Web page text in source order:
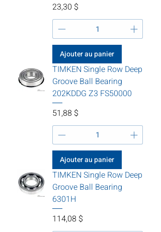
Prix
23,30 $
Ajouter au panier
TIMKEN Single Row Deep
Groove Ball Bearing
202KDDG Z3 FS50000
Prix
51,88 $
Ajouter au panier
TIMKEN Single Row Deep
Groove Ball Bearing
6301H
Prix
114,08 $